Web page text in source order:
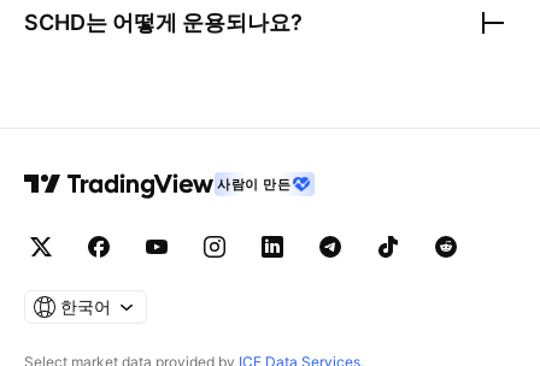
SCHD는 어떻게 운용되나요?
사람이 만든
한국어
Select market data provided by ICE Data Services.